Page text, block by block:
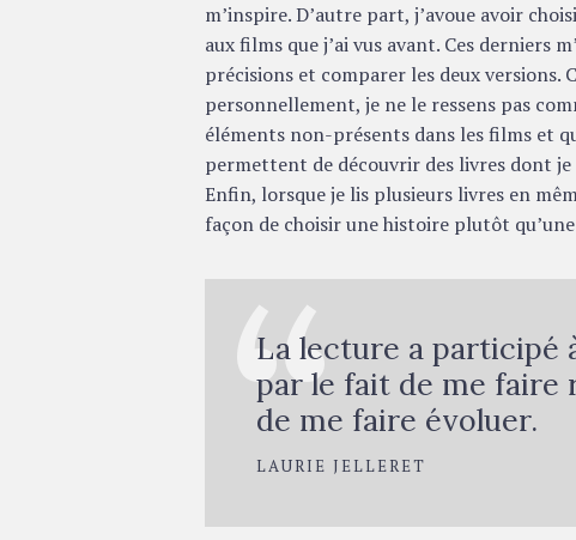
m’inspire. D’autre part, j’avoue avoir
aux films que j’ai vus avant. Ces derniers
précisions et comparer les deux versions.
personnellement, je ne le ressens pas
éléments non-présents dans les films et
permettent de découvrir des livres dont
Enfin, lorsque je lis plusieurs livres en
façon de choisir une histoire plutôt
La lecture a participé
par le fait de me faire
de me faire évoluer.
LAURIE JELLERET